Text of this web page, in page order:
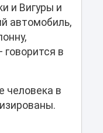
и Вигуры и
автомобиль,
говорится в
человека в